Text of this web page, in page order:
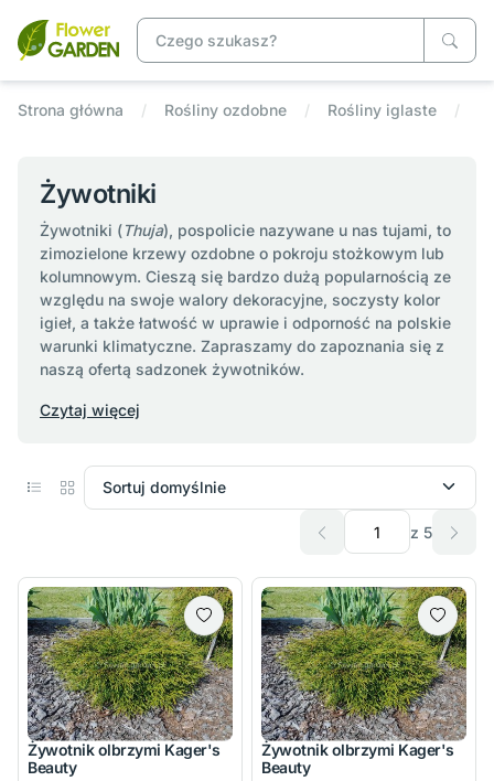
Strona główna Rośliny ozdobne Rośliny iglaste
Żywotniki
Żywotniki (Thuja), pospolicie nazywane u nas tujami, to
zimozielone krzewy ozdobne o pokroju stożkowym lub
kolumnowym. Cieszą się bardzo dużą popularnością ze
względu na swoje walory dekoracyjne, soczysty kolor
igieł, a także łatwość w uprawie i odporność na polskie
warunki klimatyczne. Zapraszamy do zapoznania się z
naszą ofertą sadzonek żywotników.
Czytaj więcej
z 5
Żywotnik olbrzymi Kager's
Beauty
Żywotnik olbrzymi Kager's
Beauty